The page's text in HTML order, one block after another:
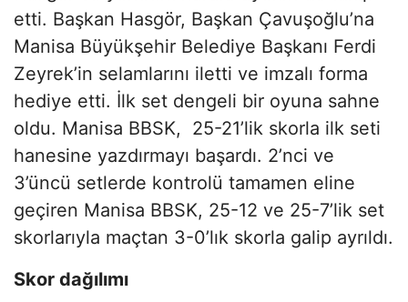
etti. Başkan Hasgör, Başkan Çavuşoğlu’na
Manisa Büyükşehir Belediye Başkanı Ferdi
Zeyrek’in selamlarını iletti ve imzalı forma
hediye etti. İlk set dengeli bir oyuna sahne
oldu. Manisa BBSK, 25-21’lik skorla ilk seti
hanesine yazdırmayı başardı. 2’nci ve
3’üncü setlerde kontrolü tamamen eline
geçiren Manisa BBSK, 25-12 ve 25-7’lik set
skorlarıyla maçtan 3-0’lık skorla galip ayrıldı.
Skor dağılımı